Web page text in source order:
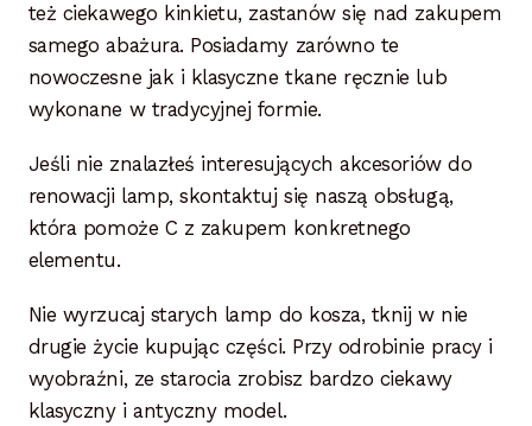
Polityka rabatowa
Regulamin
też ciekawego kinkietu, zastanów się nad zakupem
samego abażura. Posiadamy zarówno te
nowoczesne jak i klasyczne tkane ręcznie lub
wykonane w tradycyjnej formie.
Jeśli nie znalazłeś interesujących akcesoriów do
renowacji lamp, skontaktuj się naszą obsługą,
która pomoże C z zakupem konkretnego
elementu.
Nie wyrzucaj starych lamp do kosza, tknij w nie
drugie życie kupując części. Przy odrobinie pracy i
wyobraźni, ze starocia zrobisz bardzo ciekawy
klasyczny i antyczny model.